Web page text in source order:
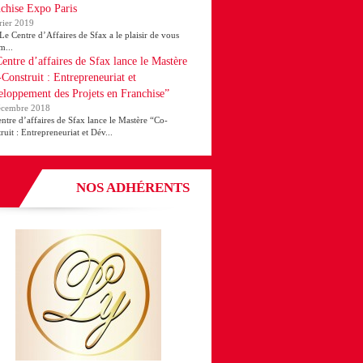
Expo Paris
2019
d’Affaires de Sfax a le plaisir de vous
d’affaires de Sfax lance le Mastère
: Entrepreneuriat et
des Projets en Franchise”
2018
d’affaires de Sfax lance le Mastère “Co-
: Entrepreneuriat et Dév...
NOS ADHÉRENTS